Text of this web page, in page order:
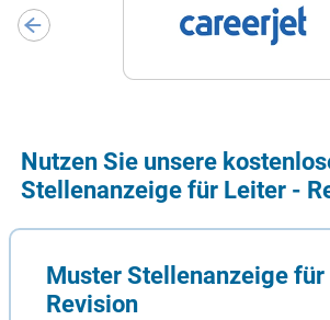
Nutzen Sie unsere
Stellenanzeige für Leiter -
Muster Stellenanzeige
Revision